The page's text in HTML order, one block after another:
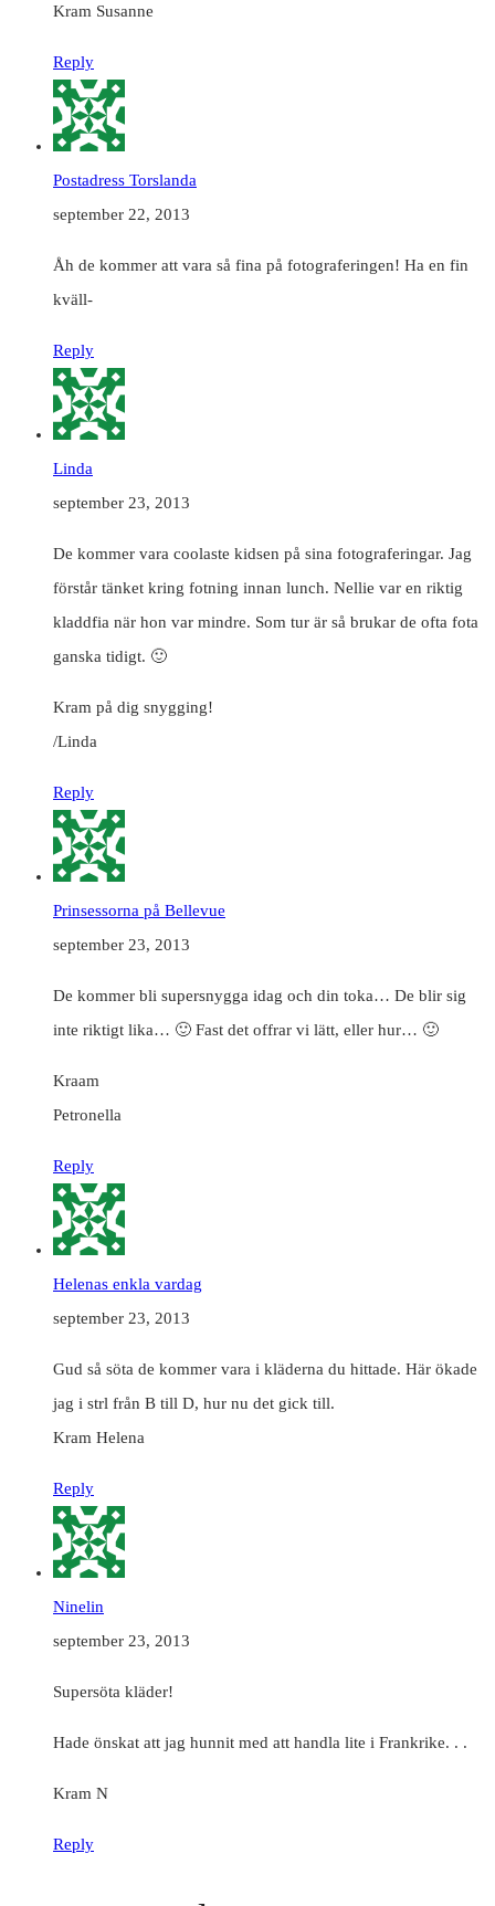
Kram Susanne
Reply
Postadress Torslanda
september 22, 2013
Åh de kommer att vara så fina på fotograferingen! Ha en fin
kväll-
Reply
Linda
september 23, 2013
De kommer vara coolaste kidsen på sina fotograferingar. Jag
förstår tänket kring fotning innan lunch. Nellie var en riktig
kladdfia när hon var mindre. Som tur är så brukar de ofta fota
ganska tidigt. 🙂
Kram på dig snygging!
/Linda
Reply
Prinsessorna på Bellevue
september 23, 2013
De kommer bli supersnygga idag och din toka… De blir sig
inte riktigt lika… 🙂 Fast det offrar vi lätt, eller hur… 🙂
Kraam
Petronella
Reply
Helenas enkla vardag
september 23, 2013
Gud så söta de kommer vara i kläderna du hittade. Här ökade
jag i strl från B till D, hur nu det gick till.
Kram Helena
Reply
Ninelin
september 23, 2013
Supersöta kläder!
Hade önskat att jag hunnit med att handla lite i Frankrike. . .
Kram N
Reply